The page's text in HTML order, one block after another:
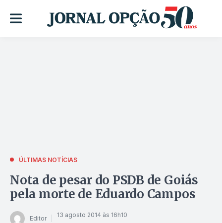
ÚLTIMAS NOTÍCIAS
Nota de pesar do PSDB de Goiás
pela morte de Eduardo Campos
Editor 13 agosto 2014 às 16h10